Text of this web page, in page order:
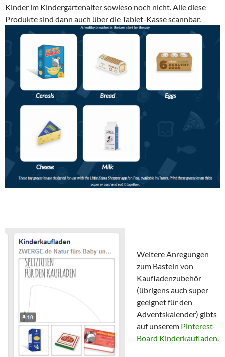
Kinder im Kindergartenalter sowieso noch nicht. Alle diese
Produkte sind dann auch über die Tablet-Kasse scannbar.
Weitere Anregungen
zum Basteln von
Kaufladenzubehör
(übrigens auch super
geeignet für den
Adventskalender) gibts
auf unserem Pinterest-
Board Kinderkaufladen.